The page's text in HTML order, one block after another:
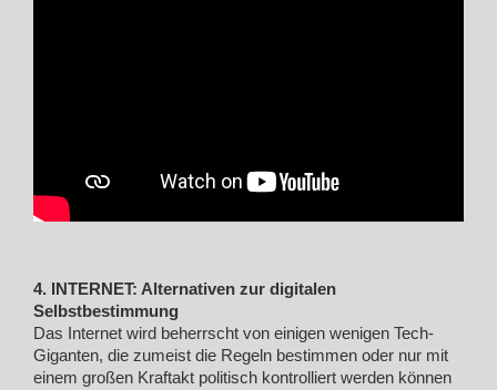
4. INTERNET: Alternativen zur digitalen
Selbstbestimmung
Das Internet wird beherrscht von einigen wenigen Tech-
Giganten, die zumeist die Regeln bestimmen oder nur mit
einem großen Kraftakt politisch kontrolliert werden können